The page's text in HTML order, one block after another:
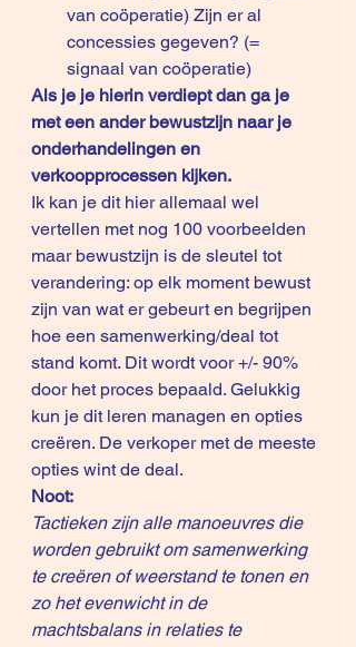
van coöperatie) Zijn er al
concessies gegeven? (=
signaal van coöperatie)
Als je je hierin verdiept dan ga je
met een ander bewustzijn naar je
onderhandelingen en
verkoopprocessen kijken.
Ik kan je dit hier allemaal wel
vertellen met nog 100 voorbeelden
maar bewustzijn is de sleutel tot
verandering: op elk moment bewust
zijn van wat er gebeurt en begrijpen
hoe een samenwerking/deal tot
stand komt. Dit wordt voor +/- 90%
door het proces bepaald. Gelukkig
kun je dit leren managen en opties
creëren. De verkoper met de meeste
opties wint de deal.
Noot:
Tactieken zijn alle manoeuvres die
worden gebruikt om samenwerking
te creëren of weerstand te tonen en
zo het evenwicht in de
machtsbalans in relaties te